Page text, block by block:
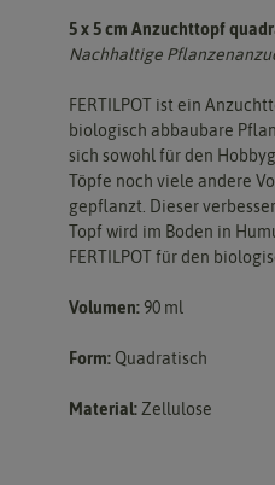
5 x 5 cm Anzuchttopf
Nachhaltige
FERTILPOT ist ein
biologisch abbaubare
sich sowohl für den
Töpfe noch viele andere
gepflanzt. Dieser
Topf wird im Boden in
FERTILPOT für den
Volumen: 90 ml
Form: Quadratisch
Material: Zellulose